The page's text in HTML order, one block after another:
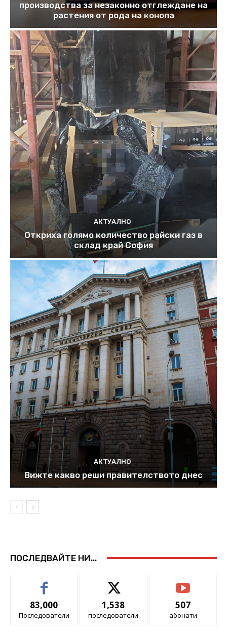
производства за незаконно отглеждане на
растения от рода на конопа
АКТУАЛНО
Откриха голямо количество райски газ в
склад край София
АКТУАЛНО
Вижте какво реши правителството днес
ПОСЛЕДВАЙТЕ НИ...
83,000
Последователи
1,538
последователи
507
абонати